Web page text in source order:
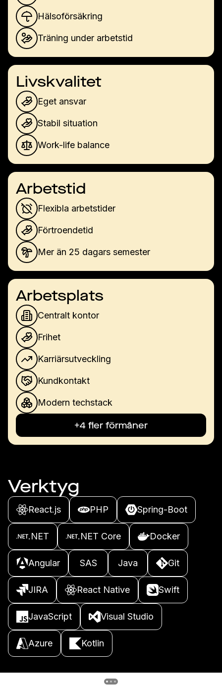
Hälsoförsäkring
Träning under arbetstid
Livskvalitet
Eget ansvar
Stabil situation
Work-life balance
Arbetstid
Flexibla arbetstider
Förtroendetid
Mer än 25 dagars semester
Arbetsplats
Centralt kontor
Frihet
Karriärsutveckling
Kundkontakt
Modern techstack
+4 fler förmåner
Verktyg
React.js PHP Spring-Boot
.NET .NET Core Docker
Angular SAS Java Git
JIRA React Native Swift
JavaScript Visual Studio
Azure Kotlin